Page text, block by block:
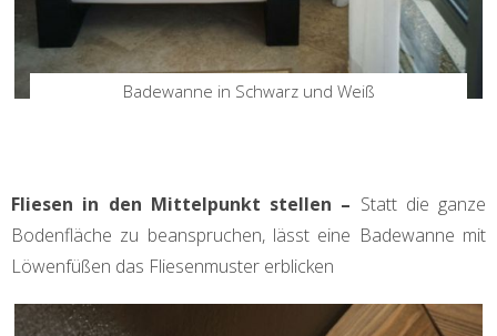
Badewanne in Schwarz und Weiß
Fliesen in den Mittelpunkt stellen – Statt die ganze
Bodenfläche zu beanspruchen, lässt eine Badewanne mit
Löwenfüßen das Fliesenmuster erblicken